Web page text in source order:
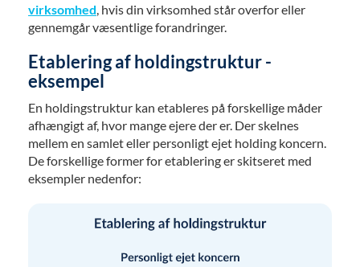
virksomhed, hvis din virksomhed står overfor eller
gennemgår væsentlige forandringer.
Etablering af holdingstruktur -
eksempel
En holdingstruktur kan etableres på forskellige måder
afhængigt af, hvor mange ejere der er. Der skelnes
mellem en samlet eller personligt ejet holding koncern.
De forskellige former for etablering er skitseret med
eksempler nedenfor: